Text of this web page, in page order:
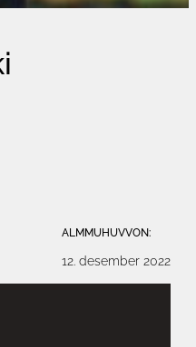
ALMMUHUVVON:
12. desember 2022